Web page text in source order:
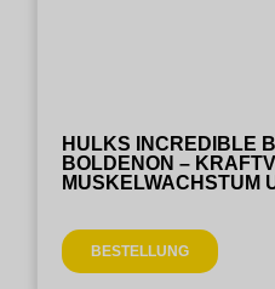
HULKS INCREDIBLE
BOLDENON –
MUSKELWACHSTUM
BESTELLUNG